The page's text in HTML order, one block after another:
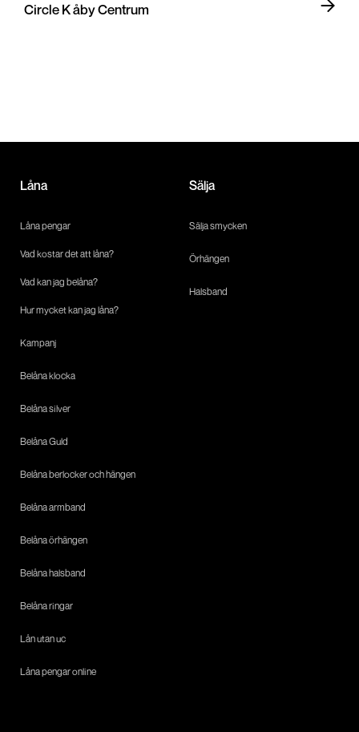
Circle K åby Centrum
Låna
Låna pengar
Vad kostar det att låna?
Vad kan jag belåna?
Hur mycket kan jag låna?
Kampanj
Belåna klocka
Belåna silver
Belåna Guld
Belåna berlocker och hängen
Belåna armband
Belåna örhängen
Belåna halsband
Belåna ringar
Lån utan uc
Låna pengar online
Sälja
Sälja smycken
Örhängen
Halsband